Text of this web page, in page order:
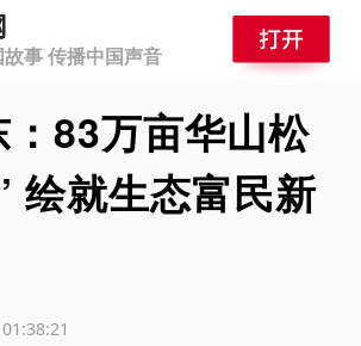
事 传播中国声音
83万亩华山松
绘就生态富民新